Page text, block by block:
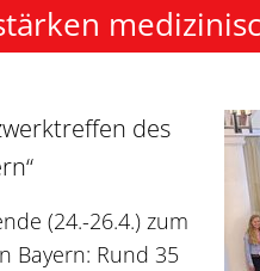
des
(24.-26.4.) zum
Bayern: Rund 35